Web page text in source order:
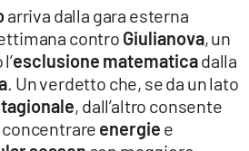
arriva dalla gara esterna
contro Giulianova, un
esclusione matematicadalla
. Un verdetto che, se da un lato
, dall’altro consente
concentrare energie e